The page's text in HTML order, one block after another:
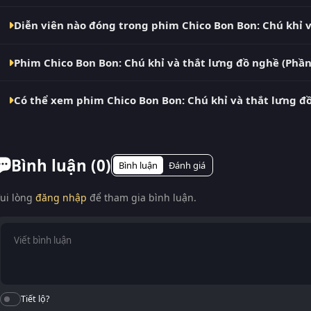
Diễn viên nào đóng trong phim Chico Bon Bon: Chú khỉ
Tedesco, Cole Seaver, Dayci Brookshire, Robbie Daymond.
Phim Chico Bon Bon: Chú khỉ và thắt lưng đồ nghề
Bon Bon: Chú khỉ và thắt lưng đồ nghề (Phần 1) (Chico Bon
Có thể xem phim Chico Bon Bon: Chú khỉ và thắt lưng
Bình luận (0) Bình luận Đánh giá
lòng đăng nhập để tham gia bình luận.
Tiết lộ?